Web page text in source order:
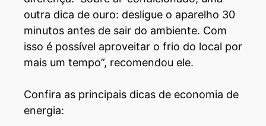
outra dica de ouro: desligue o aparelho 30
minutos antes de sair do ambiente. Com
isso é possível aproveitar o frio do local por
mais um tempo”, recomendou ele.
Confira as principais dicas de economia de
energia: